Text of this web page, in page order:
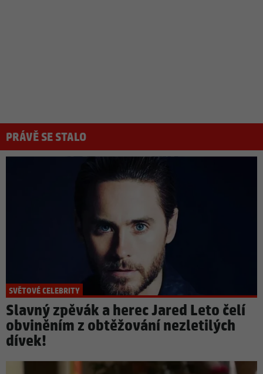
PRÁVĚ SE STALO
SVĚTOVÉ CELEBRITY
Slavný zpěvák a herec Jared Leto čelí
obviněním z obtěžování nezletilých
dívek!